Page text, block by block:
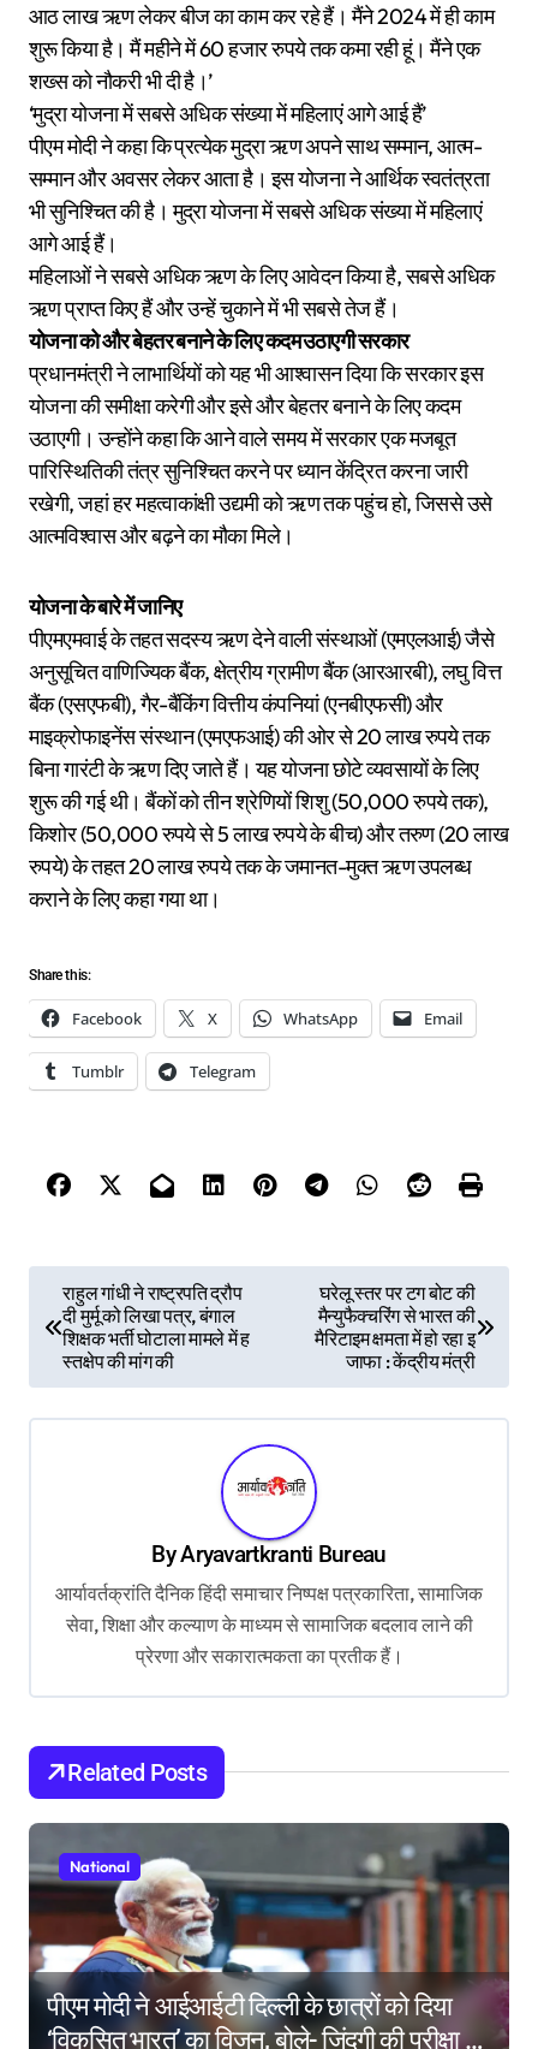
आठ लाख ऋण लेकर बीज का काम कर रहे हैं। मैंने 2024 में ही काम
शुरू किया है। मैं महीने में 60 हजार रुपये तक कमा रही हूं। मैंने एक
शख्स को नौकरी भी दी है।’
‘मुद्रा योजना में सबसे अधिक संख्या में महिलाएं आगे आई हैं’
पीएम मोदी ने कहा कि प्रत्येक मुद्रा ऋण अपने साथ सम्मान, आत्म-
सम्मान और अवसर लेकर आता है। इस योजना ने आर्थिक स्वतंत्रता
भी सुनिश्चित की है। मुद्रा योजना में सबसे अधिक संख्या में महिलाएं
आगे आई हैं।
महिलाओं ने सबसे अधिक ऋण के लिए आवेदन किया है, सबसे अधिक
ऋण प्राप्त किए हैं और उन्हें चुकाने में भी सबसे तेज हैं।
योजना को और बेहतर बनाने के लिए कदम उठाएगी सरकार
प्रधानमंत्री ने लाभार्थियों को यह भी आश्वासन दिया कि सरकार इस
योजना की समीक्षा करेगी और इसे और बेहतर बनाने के लिए कदम
उठाएगी। उन्होंने कहा कि आने वाले समय में सरकार एक मजबूत
पारिस्थितिकी तंत्र सुनिश्चित करने पर ध्यान केंद्रित करना जारी
रखेगी, जहां हर महत्वाकांक्षी उद्यमी को ऋण तक पहुंच हो, जिससे उसे
आत्मविश्वास और बढ़ने का मौका मिले।
योजना के बारे में जानिए
पीएमएमवाई के तहत सदस्य ऋण देने वाली संस्थाओं (एमएलआई) जैसे
अनुसूचित वाणिज्यिक बैंक, क्षेत्रीय ग्रामीण बैंक (आरआरबी), लघु वित्त
बैंक (एसएफबी), गैर-बैंकिंग वित्तीय कंपनियां (एनबीएफसी) और
माइक्रोफाइनेंस संस्थान (एमएफआई) की ओर से 20 लाख रुपये तक
बिना गारंटी के ऋण दिए जाते हैं। यह योजना छोटे व्यवसायों के लिए
शुरू की गई थी। बैंकों को तीन श्रेणियों शिशु (50,000 रुपये तक),
किशोर (50,000 रुपये से 5 लाख रुपये के बीच) और तरुण (20 लाख
रुपये) के तहत 20 लाख रुपये तक के जमानत-मुक्त ऋण उपलब्ध
कराने के लिए कहा गया था।
Share this:
Facebook X WhatsApp Email
Tumblr Telegram
o
n
राहुल गांधी ने राष्ट्रपति द्रौप
दी मुर्मू को लिखा पत्र, बंगाल
शिक्षक भर्ती घोटाला मामले में ह
स्तक्षेप की मांग की
घरेलू स्तर पर टग बोट की
मैन्युफैक्चरिंग से भारत की
मैरिटाइम क्षमता में हो रहा इ
जाफा : केंद्रीय मंत्री
ByAryavartkranti Bureau
आर्यावर्तक्रांति दैनिक हिंदी समाचार निष्पक्ष पत्रकारिता, सामाजिक
सेवा, शिक्षा और कल्याण के माध्यम से सामाजिक बदलाव लाने की
प्रेरणा और सकारात्मकता का प्रतीक हैं।
Related Posts
National
पीएम मोदी ने आईआईटी दिल्ली के छात्रों को दिया
‘विकसित भारत’ का विजन, बोले- जिंदगी की परीक्षा में